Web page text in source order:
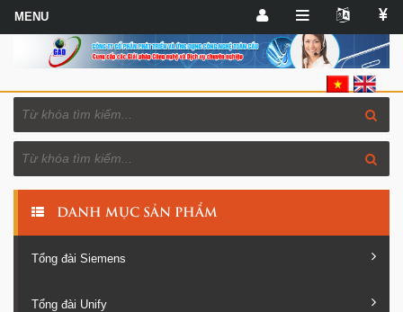
DANH MỤC SẢN PHẨM
Tổng đài Siemens
Tổng đài Unify